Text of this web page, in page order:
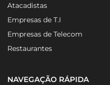
Atacadistas
Empresas de T.I
Empresas de Telecom
Restaurantes
NAVEGAÇÃO RÁPIDA